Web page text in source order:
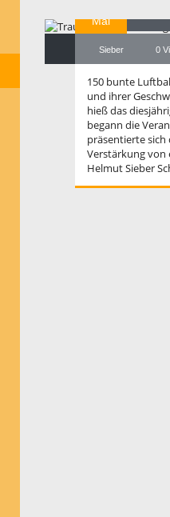
Mai
Sieber 0
150 bunte
und ihrer
hieß das
begann die
präsentierte
Verstärkung von
Helmut Sieber